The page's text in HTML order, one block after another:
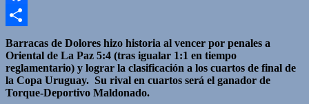
Facebook
Compartir
Barracas de Dolores hizo historia al vencer por penales a
Oriental de La Paz 5:4 (tras igualar 1:1 en tiempo
reglamentario) y lograr la clasificación a los cuartos de final de
la Copa Uruguay. Su rival en cuartos será el ganador de
Torque-Deportivo Maldonado.